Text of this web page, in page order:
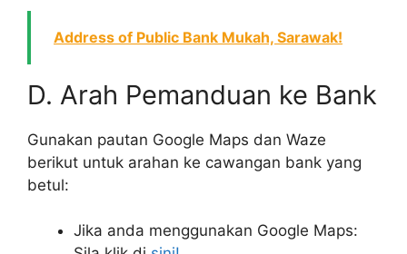
Address of Public Bank Mukah, Sarawak!
D. Arah Pemanduan ke Bank
Gunakan pautan Google Maps dan Waze
berikut untuk arahan ke cawangan bank yang
betul:
Jika anda menggunakan Google Maps: